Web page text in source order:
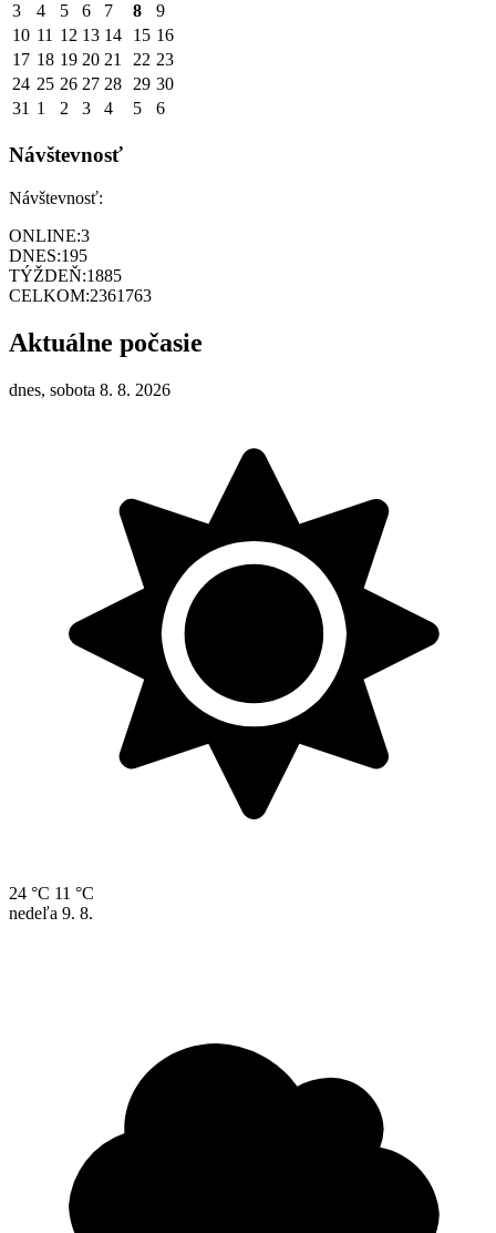
3
4 5 6 7 8
9
10 11 12 13 14 15 16
17 18 19 20 21 22 23
24 25 26 27 28 29 30
31 1 2 3 4 5 6
Návštevnosť
Návštevnosť:
ONLINE:3
DNES:195
TÝŽDEŇ:1885
CELKOM:2361763
Aktuálne počasie
dnes, sobota 8. 8. 2026
24 °C 11 °C
nedeľa 9. 8.